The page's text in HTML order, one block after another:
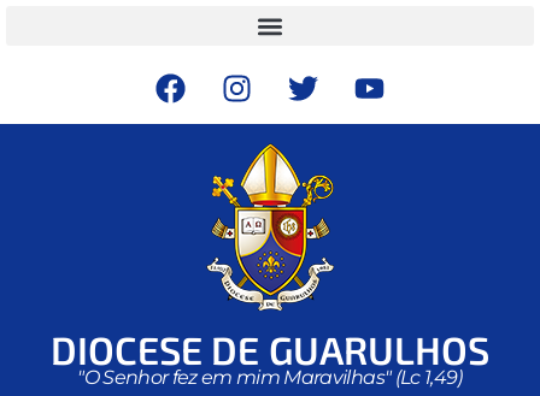
DIOCESE DE GUARULHOS
"O Senhor fez em mim Maravilhas" (Lc 1,49)